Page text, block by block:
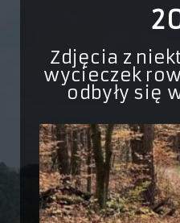
Zdjęcia z
wycieczek
odbyły się